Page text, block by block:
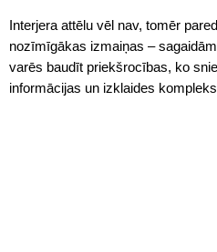
Interjera attēlu vēl nav, tomēr
nozīmīgākas izmaiņas –
varēs baudīt priekšrocības, ko
informācijas un izklaides